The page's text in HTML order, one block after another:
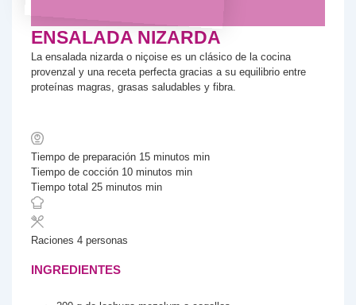
ENSALADA NIZARDA
La ensalada nizarda o niçoise es un clásico de la cocina
provenzal y una receta perfecta gracias a su equilibrio entre
proteínas magras, grasas saludables y fibra.
Tiempo de preparación 15minutos min
Tiempo de cocción 10minutos min
Tiempo total 25minutos min
Raciones 4 personas
INGREDIENTES